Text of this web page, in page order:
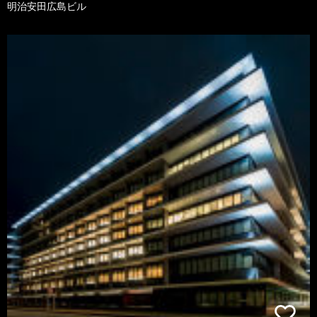
明治安田広島ビル